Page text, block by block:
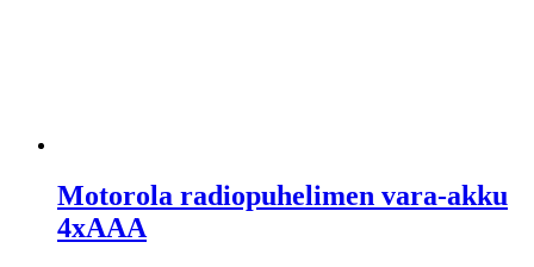
Motorola radiopuhelimen vara-akku
4xAAA